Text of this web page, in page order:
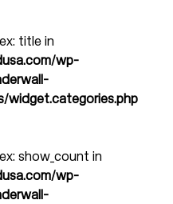
title in
wp-
widget.categories.php
show_count in
wp-